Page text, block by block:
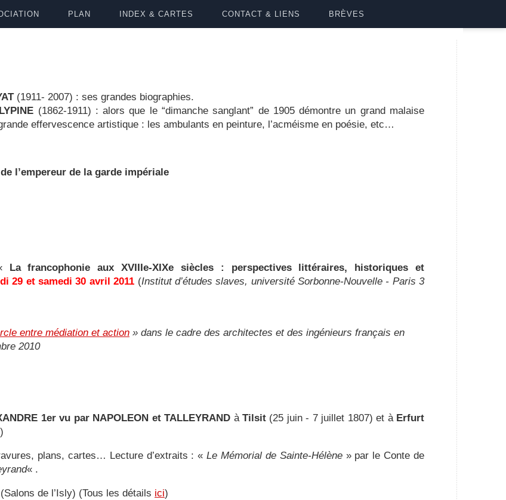
PLAN INDEX & CARTES CONTACT & LIENS BRÈVES
(1911- 2007) : ses grandes biographies.
(1862-1911) : alors que le “dimanche sanglant” de 1905 démontre un grand malaise
effervescence artistique : les ambulants en peinture, l’acméisme en poésie, etc…
l’empereur de la garde impériale
La francophonie aux XVIIIe-XIXe siècles : perspectives littéraires, historiques et
29 et samedi 30 avril 2011 (Institut d’études slaves, université Sorbonne-Nouvelle - Paris 3
entre médiation et action » dans le cadre des architectes et des ingénieurs français en
2010
1er vu par NAPOLEON et TALLEYRAND à Tilsit(25 juin - 7 juillet 1807) et à Erfurt
plans, cartes… Lecture d’extraits : «Le Mémorial de Sainte-Hélène» par le Conte de
« .
de l’Isly) (Tous les détails ici)